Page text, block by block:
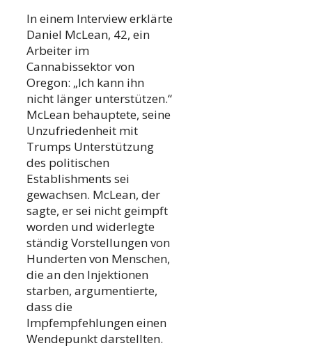
In einem Interview erklärte
Daniel McLean, 42, ein
Arbeiter im
Cannabissektor von
Oregon: „Ich kann ihn
nicht länger unterstützen.“
McLean behauptete, seine
Unzufriedenheit mit
Trumps Unterstützung
des politischen
Establishments sei
gewachsen. McLean, der
sagte, er sei nicht geimpft
worden und widerlegte
ständig Vorstellungen von
Hunderten von Menschen,
die an den Injektionen
starben, argumentierte,
dass die
Impfempfehlungen einen
Wendepunkt darstellten.